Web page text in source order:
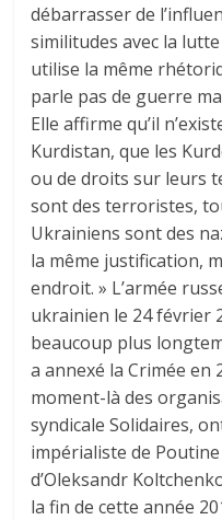
débarrasser de
similitudes avec la
utilise la même
parle pas de guerre
Elle affirme qu’il
Kurdistan, que les
ou de droits sur leurs
sont des terroristes,
Ukrainiens sont des
la même justification,
endroit. » L’armée
ukrainien le 24 février
beaucoup plus
a annexé la Crimée en
moment-là des
syndicale Solidaires,
impérialiste de Poutine
d’Oleksandr
la fin de cette année